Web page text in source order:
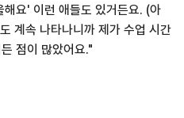
요' 이런 애들도 있거든요. (아
계속 나타나니까 제가 수업 시간
점이 많았어요."